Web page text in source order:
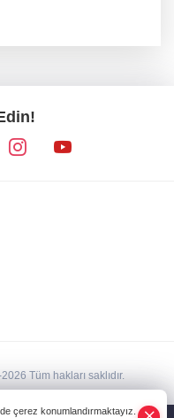
yağmuru heyecanı:
Tüm hakları saklıdır.
çerez konumlandırmaktayız.